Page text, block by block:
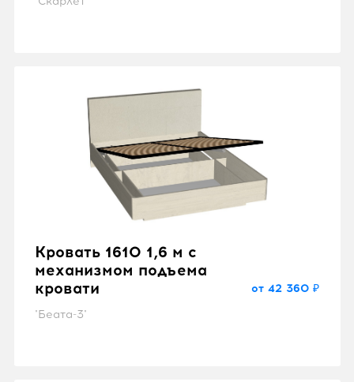
Кровать 1610 1,6 м с
механизмом подъема
кровати
"Беата-3"
от 42 360 ₽